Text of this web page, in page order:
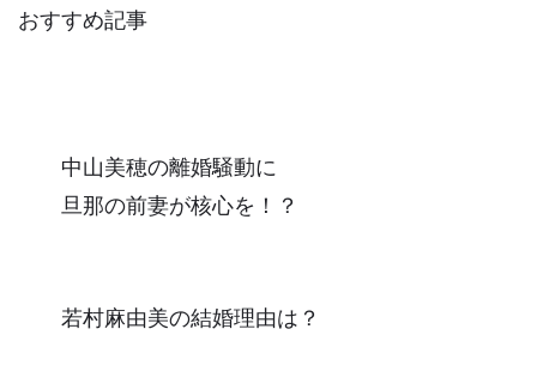
おすすめ記事
中山美穂の離婚騒動に
旦那の前妻が核心を！？
若村麻由美の結婚理由は？